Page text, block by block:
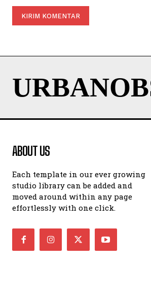
ABOUT US
Each template in our ever growing
studio library can be added and
moved around within any page
effortlessly with one click.